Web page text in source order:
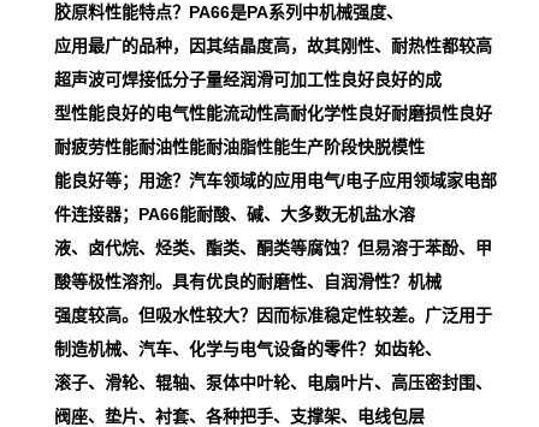
胶原料性能特点？PA66是PA系列中机械强度、
应用最广的品种，因其结晶度高，故其刚性、耐热性都较高
超声波可焊接低分子量经润滑可加工性良好良好的成
型性能良好的电气性能流动性高耐化学性良好耐磨损性良好
耐疲劳性能耐油性能耐油脂性能生产阶段快脱模性
能良好等；用途？汽车领域的应用电气/电子应用领域家电部
件连接器；PA66能耐酸、碱、大多数无机盐水溶
液、卤代烷、烃类、酯类、酮类等腐蚀？但易溶于苯酚、甲
酸等极性溶剂。具有优良的耐磨性、自润滑性？机械
强度较高。但吸水性较大？因而标准稳定性较差。广泛用于
制造机械、汽车、化学与电气设备的零件？如齿轮、
滚子、滑轮、辊轴、泵体中叶轮、电扇叶片、高压密封围、
阀座、垫片、衬套、各种把手、支撑架、电线包层